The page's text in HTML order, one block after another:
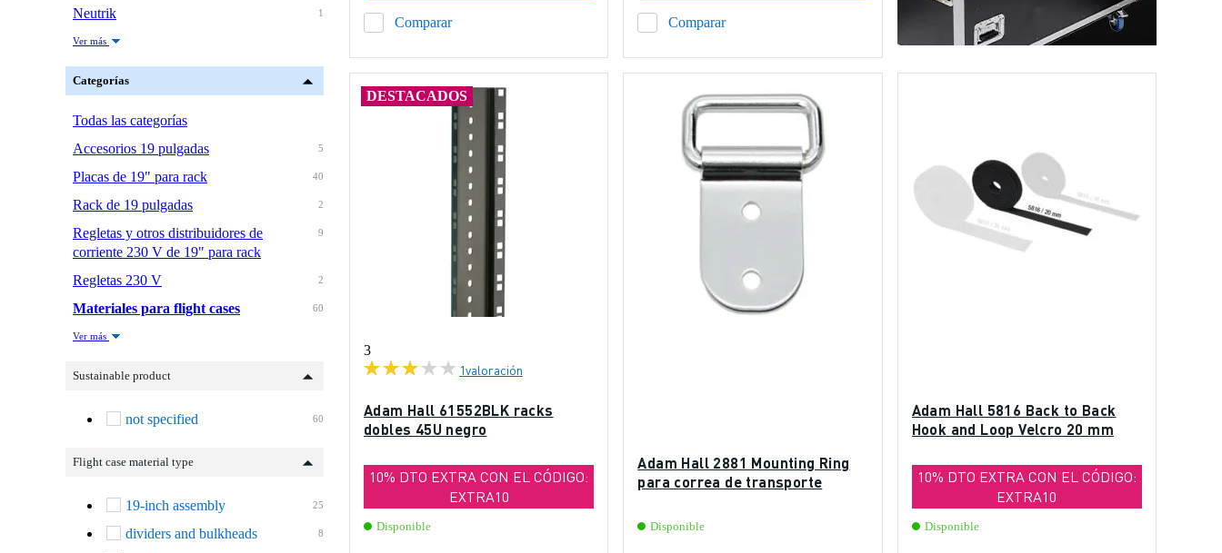
1
Neutrik
Ver más
Categorías
Todas las categorías
5
Accesorios 19 pulgadas
40
Placas de 19" para rack
2
Rack de 19 pulgadas
9
Regletas y otros distribuidores de
corriente 230 V de 19" para rack
2
Regletas 230 V
60
Materiales para flight cases
Ver más
Sustainable product
60
not specified
Flight case material type
25
19-inch assembly
8
dividers and bulkheads
Comparar Comparar
DESTACADOS
3
1valoración
Adam Hall 61552BLK racks
dobles 45U negro
10% DTO EXTRA CON EL CÓDIGO:
EXTRA10
Disponible
Adam Hall 2881 Mounting Ring
para correa de transporte
Disponible
Adam Hall 5816 Back to Back
Hook and Loop Velcro 20 mm
10% DTO EXTRA CON EL CÓDIGO:
EXTRA10
Disponible